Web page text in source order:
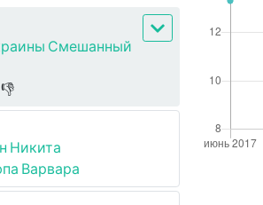
Смешанный
👎
Никита
Варвара